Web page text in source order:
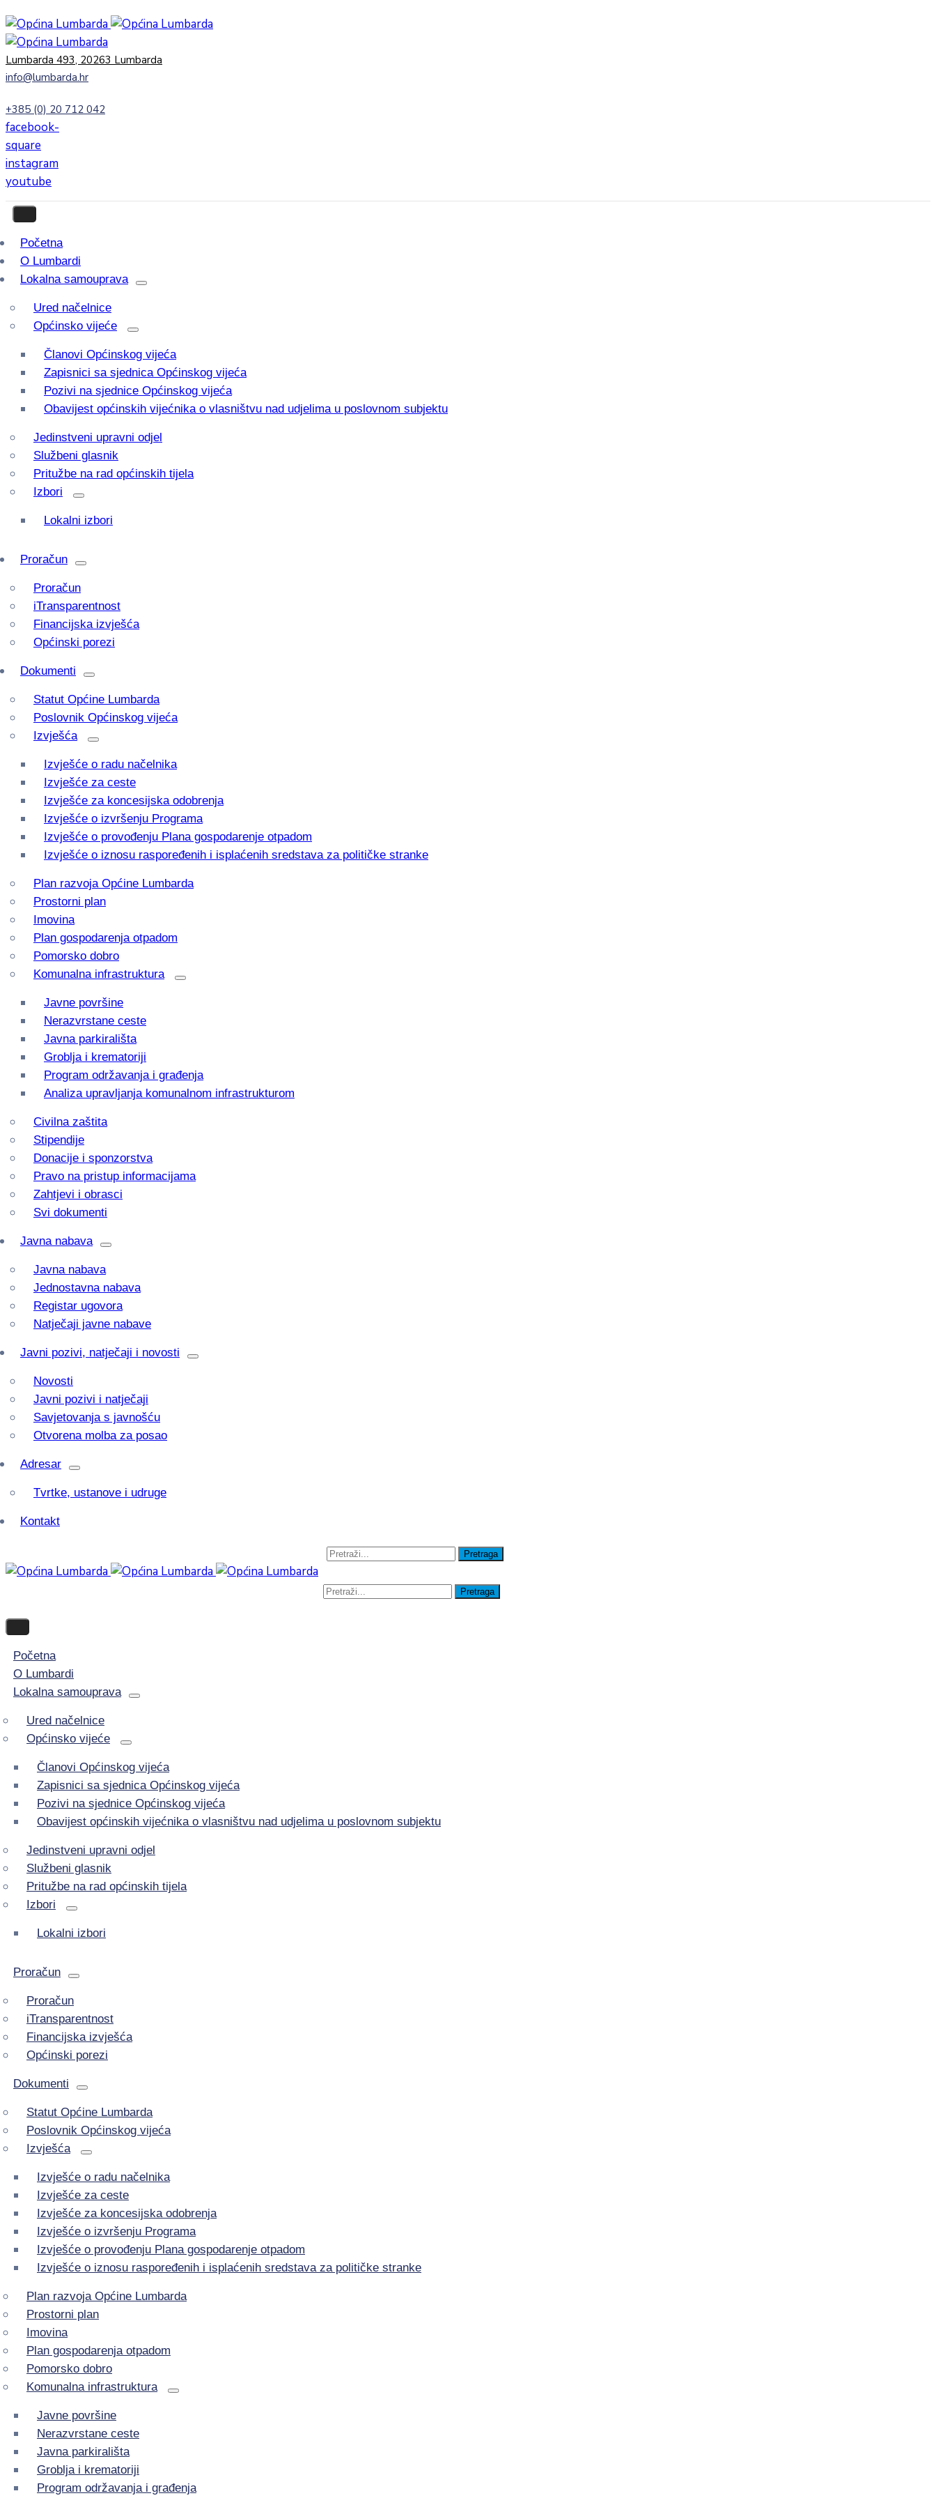
Lumbarda 493, 20263 Lumbarda
info@lumbarda.hr
+385 (0) 20 712 042
facebook-
square
instagram
youtube
Početna
O Lumbardi
Lokalna samouprava
Ured načelnice
Općinsko vijeće
Članovi Općinskog vijeća
Zapisnici sa sjednica Općinskog vijeća
Pozivi na sjednice Općinskog vijeća
Obavijest općinskih vijećnika o vlasništvu nad udjelima u poslovnom subjektu
Jedinstveni upravni odjel
Službeni glasnik
Pritužbe na rad općinskih tijela
Izbori
Lokalni izbori
Proračun
Proračun
iTransparentnost
Financijska izvješća
Općinski porezi
Dokumenti
Statut Općine Lumbarda
Poslovnik Općinskog vijeća
Izvješća
Izvješće o radu načelnika
Izvješće za ceste
Izvješće za koncesijska odobrenja
Izvješće o izvršenju Programa
Izvješće o provođenju Plana gospodarenje otpadom
Izvješće o iznosu raspoređenih i isplaćenih sredstava za političke stranke
Plan razvoja Općine Lumbarda
Prostorni plan
Imovina
Plan gospodarenja otpadom
Pomorsko dobro
Komunalna infrastruktura
Javne površine
Nerazvrstane ceste
Javna parkirališta
Groblja i krematoriji
Program održavanja i građenja
Analiza upravljanja komunalnom infrastrukturom
Civilna zaštita
Stipendije
Donacije i sponzorstva
Pravo na pristup informacijama
Zahtjevi i obrasci
Svi dokumenti
Javna nabava
Javna nabava
Jednostavna nabava
Registar ugovora
Natječaji javne nabave
Javni pozivi, natječaji i novosti
Novosti
Javni pozivi i natječaji
Savjetovanja s javnošću
Otvorena molba za posao
Adresar
Tvrtke, ustanove i udruge
Kontakt
Početna
O Lumbardi
Lokalna samouprava
Ured načelnice
Općinsko vijeće
Članovi Općinskog vijeća
Zapisnici sa sjednica Općinskog vijeća
Pozivi na sjednice Općinskog vijeća
Obavijest općinskih vijećnika o vlasništvu nad udjelima u poslovnom subjektu
Jedinstveni upravni odjel
Službeni glasnik
Pritužbe na rad općinskih tijela
Izbori
Lokalni izbori
Proračun
Proračun
iTransparentnost
Financijska izvješća
Općinski porezi
Dokumenti
Statut Općine Lumbarda
Poslovnik Općinskog vijeća
Izvješća
Izvješće o radu načelnika
Izvješće za ceste
Izvješće za koncesijska odobrenja
Izvješće o izvršenju Programa
Izvješće o provođenju Plana gospodarenje otpadom
Izvješće o iznosu raspoređenih i isplaćenih sredstava za političke stranke
Plan razvoja Općine Lumbarda
Prostorni plan
Imovina
Plan gospodarenja otpadom
Pomorsko dobro
Komunalna infrastruktura
Javne površine
Nerazvrstane ceste
Javna parkirališta
Groblja i krematoriji
Program održavanja i građenja